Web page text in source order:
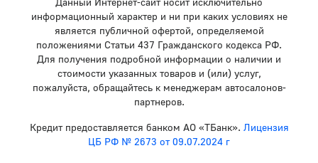
информационный характер и ни при каких условиях не
является публичной офертой, определяемой
положениями Статьи 437 Гражданского кодекса РФ.
Для получения подробной информации о наличии и
стоимости указанных товаров и (или) услуг,
пожалуйста, обращайтесь к менеджерам автосалонов-
партнеров.
Кредит предоставляется банком АО «ТБанк». Лицензия
ЦБ РФ № 2673 от 09.07.2024 г